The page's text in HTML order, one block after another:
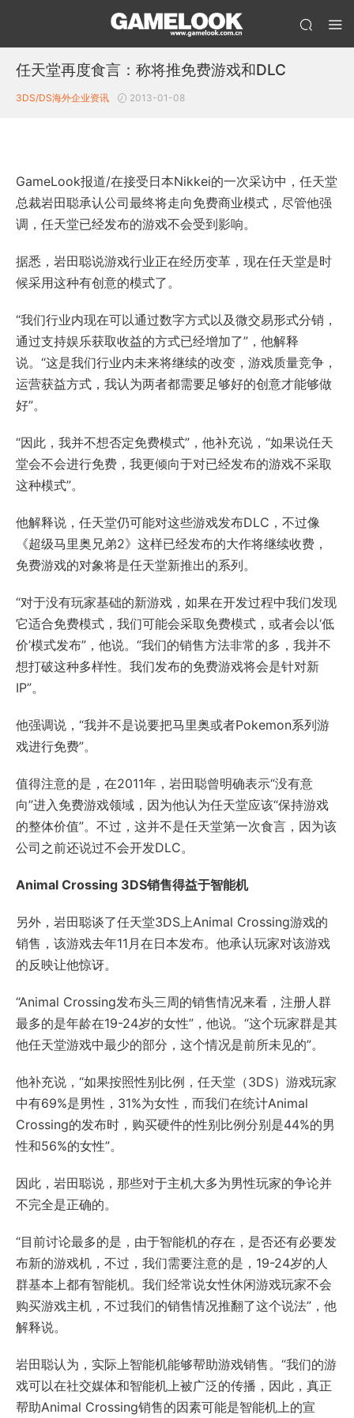
任天堂再度食言：称将推免费游戏和DLC
3DS/DS海外企业资讯 2013-01-08
GameLook报道/在接受日本Nikkei的一次采访中，任天堂
总裁岩田聪承认公司最终将走向免费商业模式，尽管他强
调，任天堂已经发布的游戏不会受到影响。
据悉，岩田聪说游戏行业正在经历变革，现在任天堂是时
候采用这种有创意的模式了。
“我们行业内现在可以通过数字方式以及微交易形式分销，
通过支持娱乐获取收益的方式已经增加了”，他解释
说。“这是我们行业内未来将继续的改变，游戏质量竞争，
运营获益方式，我认为两者都需要足够好的创意才能够做
好”。
“因此，我并不想否定免费模式”，他补充说，“如果说任天
堂会不会进行免费，我更倾向于对已经发布的游戏不采取
这种模式”。
他解释说，任天堂仍可能对这些游戏发布DLC，不过像
《超级马里奥兄弟2》这样已经发布的大作将继续收费，
免费游戏的对象将是任天堂新推出的系列。
“对于没有玩家基础的新游戏，如果在开发过程中我们发现
它适合免费模式，我们可能会采取免费模式，或者会以‘低
价’模式发布”，他说。“我们的销售方法非常的多，我并不
想打破这种多样性。我们发布的免费游戏将会是针对新
IP”。
他强调说，“我并不是说要把马里奥或者Pokemon系列游
戏进行免费”。
值得注意的是，在2011年，岩田聪曾明确表示“没有意
向”进入免费游戏领域，因为他认为任天堂应该“保持游戏
的整体价值”。不过，这并不是任天堂第一次食言，因为该
公司之前还说过不会开发DLC。
Animal Crossing 3DS销售得益于智能机
另外，岩田聪谈了任天堂3DS上Animal Crossing游戏的
销售，该游戏去年11月在日本发布。他承认玩家对该游戏
的反映让他惊讶。
“Animal Crossing发布头三周的销售情况来看，注册人群
最多的是年龄在19-24岁的女性”，他说。“这个玩家群是其
他任天堂游戏中最少的部分，这个情况是前所未见的”。
他补充说，“如果按照性别比例，任天堂（3DS）游戏玩家
中有69%是男性，31%为女性，而我们在统计Animal
Crossing的发布时，购买硬件的性别比例分别是44%的男
性和56%的女性”。
因此，岩田聪说，那些对于主机大多为男性玩家的争论并
不完全是正确的。
“目前讨论最多的是，由于智能机的存在，是否还有必要发
布新的游戏机，不过，我们需要注意的是，19-24岁的人
群基本上都有智能机。我们经常说女性休闲游戏玩家不会
购买游戏主机，不过我们的销售情况推翻了这个说法”，他
解释说。
岩田聪认为，实际上智能机能够帮助游戏销售。“我们的游
戏可以在社交媒体和智能机上被广泛的传播，因此，真正
帮助Animal Crossing销售的因素可能是智能机上的宣